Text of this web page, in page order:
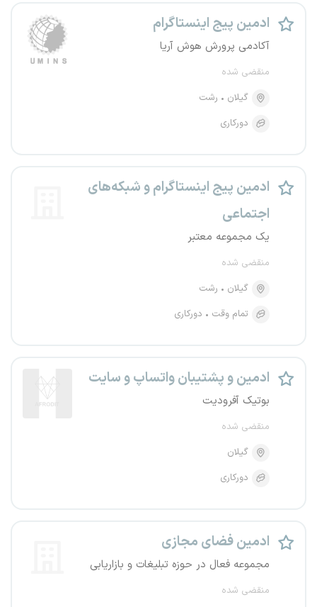
ادمین پیج اینستاگرام
آکادمی پرورش هوش آریا
منقضی شده
گیلان
رشت
دورکاری
ادمین پیج اینستاگرام و شبکه‌های
اجتماعی
یک مجموعه معتبر
منقضی شده
گیلان
رشت
تمام وقت
دورکاری
ادمین و پشتیبان واتساپ و سایت
بوتیک آفرودیت
منقضی شده
گیلان
دورکاری
ادمین فضای مجازی
مجموعه فعال در حوزه تبلیغات و بازاریابی
منقضی شده